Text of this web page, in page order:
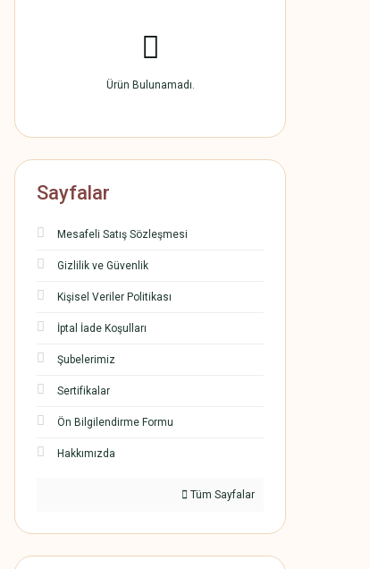
Ürün Bulunamadı.
Sayfalar
Mesafeli Satış Sözleşmesi
Gizlilik ve Güvenlik
Kişisel Veriler Politikası
İptal İade Koşulları
Şubelerimiz
Sertifikalar
Ön Bilgilendirme Formu
Hakkımızda
Tüm Sayfalar